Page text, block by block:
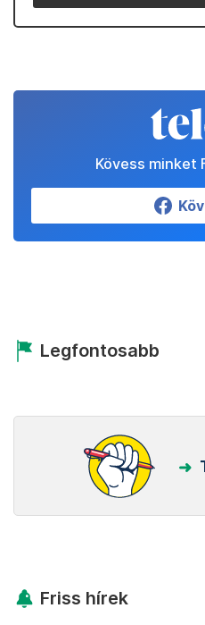
Kövess minket
Legfontosabb
Friss hírek